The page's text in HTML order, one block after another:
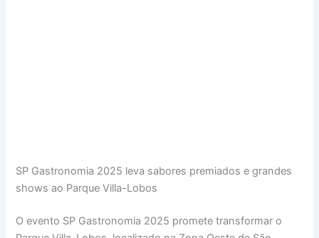
SP Gastronomia 2025 leva sabores premiados e grandes
shows ao Parque Villa-Lobos
O evento SP Gastronomia 2025 promete transformar o